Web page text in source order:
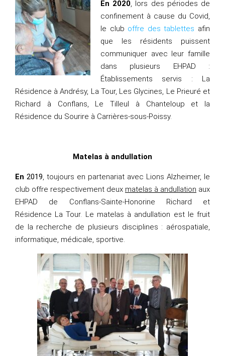
En 2020, lors des périodes de
confinement à cause du Covid,
le club offre des tablettes afin
que les résidents puissent
communiquer avec leur famille
dans plusieurs EHPAD :
Établissements servis : La
Résidence à Andrésy, La Tour, Les Glycines, Le Prieuré et
Richard à Conflans, Le Tilleul à Chanteloup et la
Résidence du Sourire à Carrières-sous-Poissy.
Matelas à andullation
En 2019, toujours en partenariat avec Lions Alzheimer, le
club offre respectivement deux matelas à andullation aux
EHPAD de Conflans-Sainte-Honorine Richard et
Résidence La Tour. Le matelas à andullation est le fruit
de la recherche de plusieurs disciplines : aérospatiale,
informatique, médicale, sportive.